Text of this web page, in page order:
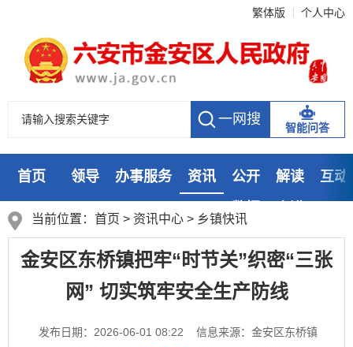
繁体版 个人中心
智能问答
首页 领导 办事服务 资讯 公开 解读
互动
当前位置： 首页 > 资讯中心 > 乡镇快讯
金安区东桥镇把牢“时节关”织密“三张
网” 切实筑牢安全生产防线
发布日期：2026-06-01 08:22
信息来源：金安区东桥镇